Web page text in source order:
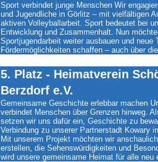
Sport verbindet junge Menschen Wir
und Jugendliche in Görlitz – mit vielfältigen
aktiven Volleyballarbeit. Sport bedeutet bei
Entwicklung und Zusammenhalt. Nun
Sportjugendarbeit weiter ausbauen und neue
Fördermöglichkeiten schaffen – auch über
5. Platz - Heimatverein
Berzdorf e.V.
Gemeinsame Geschichte erlebbar machen
verbindet Menschen über Grenzen hinweg.
setzen wir uns dafür ein, Geschichte zu
Verbindung zu unserer Partnerstadt Kowary
Mit unserem Projekt möchten wir
erstellen, die Sehenswürdigkeiten und
wird unsere gemeinsame Heimat für alle neu